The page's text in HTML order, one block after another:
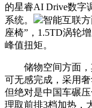
的星睿AI Drive数字
系统。
智能互联
座椅”，1.5TD涡轮
峰值扭矩。
储物空间方面，
可无感完成，采用奢
但绝对是中国车碾
理取前排3档加热，